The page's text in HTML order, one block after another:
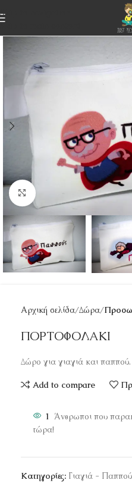
Skip to navigation
Skip to main content
Κάντε κλικ για μεγέθυνση
Αρχική σελίδα Δώρα
ΠΟΡΤΟΦΟΛΑΚΙ
Δώρο για γιαγιά και παππού.
Add to compare
1 Άνθρωποι που
τώρα!
Κατηγορίες: Γιαγιά -